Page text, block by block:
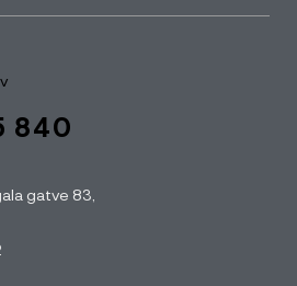
840
gatve 83,